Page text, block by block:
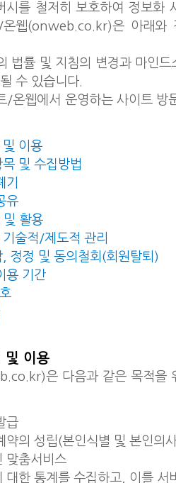
시를 철저히 보호하여 정보화
온웹(onweb.co.kr)은 아래와
법률 및 지침의 변경과 마인
수 있습니다.
/온웹에서 운영하는 사이트 방
및 이용
및 수집방법
유
활용
술적/제도적 관리
정정 및 동의철회(회원탈퇴)
용 기간
및 이용
은 다음과 같은 목적을
급
약의 성립(본인식별 및 본인의
맞춤서비스
대한 통계를 수집하고, 이를 서